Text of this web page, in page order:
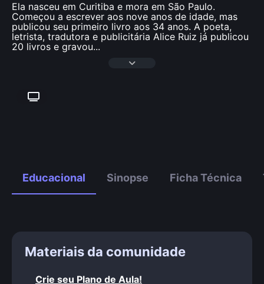
Ela nasceu em Curitiba e mora em São Paulo.
Começou a escrever aos nove anos de idade, mas
publicou seu primeiro livro aos 34 anos. A poeta,
letrista, tradutora e publicitária Alice Ruiz já publicou
20 livros e gravou...
Educacional Sinopse Ficha Técnica
Materiais da comunidade
Crie seu Plano de Aula!